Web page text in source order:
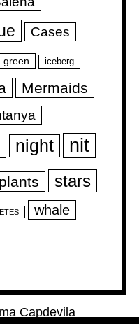
Cases
green iceberg
Mermaids
night nit
plants stars
whale
Capdevila